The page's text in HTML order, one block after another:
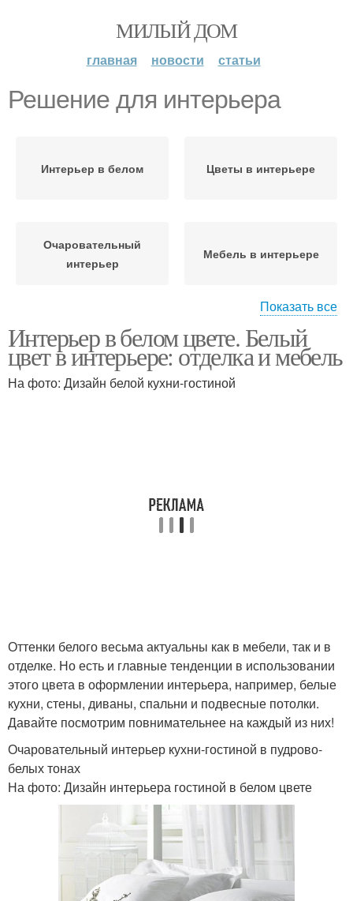
МИЛЫЙ ДОМ
главная новости статьи
Решение для интерьера
Интерьер в белом Цветы в интерьере
Очаровательный
интерьер
Мебель в интерьере
Белый интерьер Оригинальное решение
Показать все
Интерьер в белом цвете. Белый
цвет в интерьере: отделка и мебель
На фото: Дизайн белой кухни-гостиной
Оттенки белого весьма актуальны как в мебели, так и в
отделке. Но есть и главные тенденции в использовании
этого цвета в оформлении интерьера, например, белые
кухни, стены, диваны, спальни и подвесные потолки.
Давайте посмотрим повнимательнее на каждый из них!
Очаровательный интерьер кухни-гостиной в пудрово-
белых тонах
На фото: Дизайн интерьера гостиной в белом цвете